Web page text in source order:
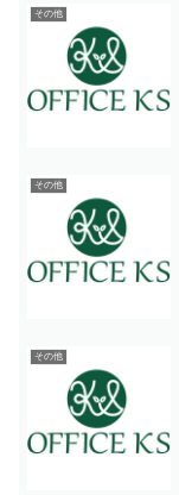
その他
その他
その他